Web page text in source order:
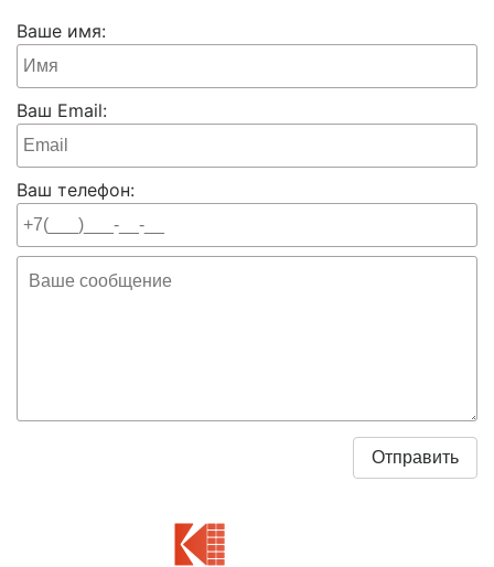
Ваше имя:
Ваш Email:
Ваш телефон: